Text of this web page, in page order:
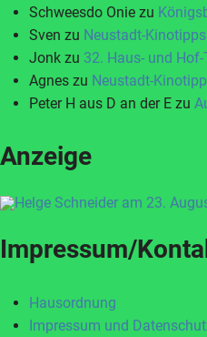
Schweesdo Onie zu
Sven zu Neustadt-
Jonk zu 32. Haus- und
Agnes zu Neustadt-
Peter H aus D an der E zu
Anzeige
Impressum/
Hausordnung
Impressum und